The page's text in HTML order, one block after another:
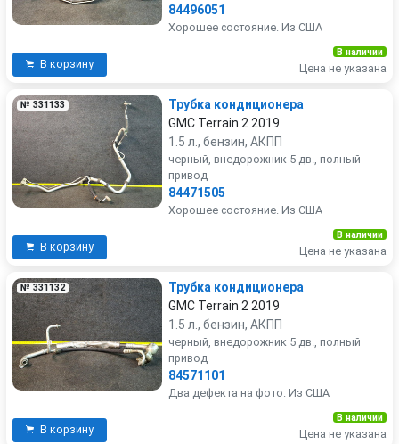
84496051
Хорошее состояние. Из США
В корзину
В наличии
Цена не указана
№ 331133
Трубка кондиционера
GMC Terrain 2 2019
1.5 л., бензин, АКПП
черный, внедорожник 5 дв., полный
привод
84471505
Хорошее состояние. Из США
В корзину
В наличии
Цена не указана
№ 331132
Трубка кондиционера
GMC Terrain 2 2019
1.5 л., бензин, АКПП
черный, внедорожник 5 дв., полный
привод
84571101
Два дефекта на фото. Из США
В корзину
В наличии
Цена не указана